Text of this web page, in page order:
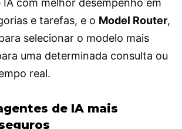
IA com melhor desempenho em
e tarefas, e o Model Router,
selecionar o modelo mais
uma determinada consulta ou
real.
de IA mais